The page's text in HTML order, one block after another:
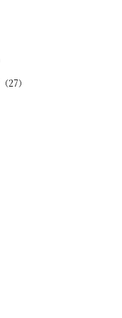
（27）